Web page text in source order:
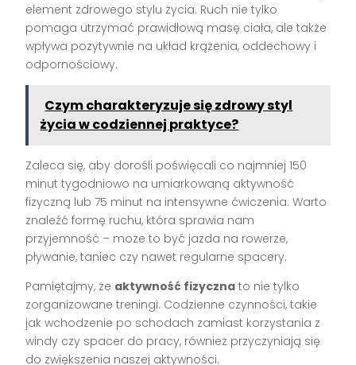
element zdrowego stylu życia. Ruch nie tylko
pomaga utrzymać prawidłową masę ciała, ale także
wpływa pozytywnie na układ krążenia, oddechowy i
odpornościowy.
Czym charakteryzuje się zdrowy styl
życia w codziennej praktyce?
Zaleca się, aby dorośli poświęcali co najmniej 150
minut tygodniowo na umiarkowaną aktywność
fizyczną lub 75 minut na intensywne ćwiczenia. Warto
znaleźć formę ruchu, która sprawia nam
przyjemność – może to być jazda na rowerze,
pływanie, taniec czy nawet regularne spacery.
Pamiętajmy, że aktywność fizyczna to nie tylko
zorganizowane treningi. Codzienne czynności, takie
jak wchodzenie po schodach zamiast korzystania z
windy czy spacer do pracy, również przyczyniają się
do zwiększenia naszej aktywności.